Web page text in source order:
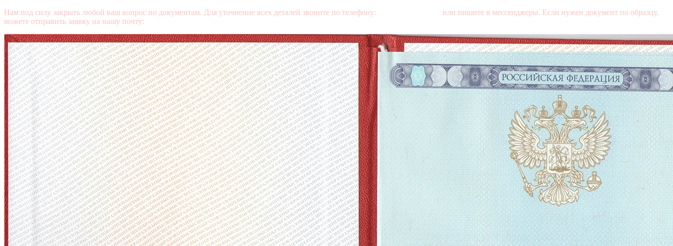
Нам под силу закрыть любой ваш вопрос по документам. Для уточнение всех деталей звоните по телефону:
или пишите в мессенджеры. Если нужен документ по образцу,
можете отправить заявку на нашу почту: